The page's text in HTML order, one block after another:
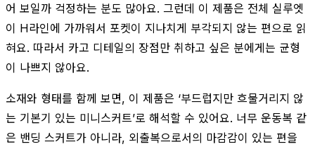
어 보일까 걱정하는 분도 많아요. 그런데 이 제품은 전체 실루엣
이 H라인에 가까워서 포켓이 지나치게 부각되지 않는 편으로 읽
혀요. 따라서 카고 디테일의 장점만 취하고 싶은 분에게는 균형
이 나쁘지 않아요.
소재와 형태를 함께 보면, 이 제품은 ‘부드럽지만 흐물거리지 않
는 기본기 있는 미니스커트’로 해석할 수 있어요. 너무 운동복 같
은 밴딩 스커트가 아니라, 외출복으로서의 마감감이 있는 편을